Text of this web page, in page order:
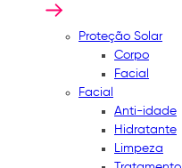
Proteção Solar
Corpo
Facial
Facial
Anti-idade
Hidratante
Limpeza